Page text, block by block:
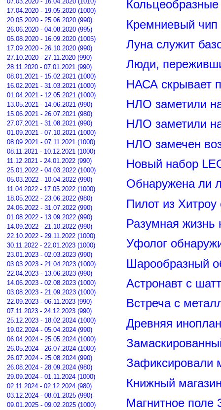
17.04.2020 - 19.05.2020 (1000)
20.05.2020 - 25.06.2020 (990)
26.06.2020 - 04.08.2020 (995)
05.08.2020 - 16.09.2020 (1005)
17.09.2020 - 26.10.2020 (990)
27.10.2020 - 27.11.2020 (990)
28.11.2020 - 07.01.2021 (990)
08.01.2021 - 15.02.2021 (1000)
16.02.2021 - 31.03.2021 (1000)
01.04.2021 - 12.05.2021 (1000)
13.05.2021 - 14.06.2021 (990)
15.06.2021 - 26.07.2021 (980)
27.07.2021 - 31.08.2021 (990)
01.09.2021 - 07.10.2021 (1000)
08.09.2021 - 07.11.2021 (1000)
08.11.2021 - 10.12.2021 (1000)
11.12.2021 - 24.01.2022 (990)
25.01.2022 - 04.03.2022 (1000)
05.03.2022 - 10.04.2022 (990)
11.04.2022 - 17.05.2022 (1000)
18.05.2022 - 23.06.2022 (980)
24.06.2022 - 31.07.2022 (990)
01.08.2022 - 13.09.2022 (990)
14.09.2022 - 21.10.2022 (990)
22.10.2022 - 29.11.2022 (1000)
30.11.2022 - 22.01.2023 (1000)
23.01.2023 - 02.03.2023 (990)
03.03.2023 - 21.04.2023 (1000)
22.04.2023 - 13.06.2023 (990)
14.06.2023 - 02.08.2023 (1000)
03.08.2023 - 21.09.2023 (1000)
22.09.2023 - 06.11.2023 (990)
07.11.2023 - 24.12.2023 (990)
25.12.2023 - 18.02.2024 (1000)
19.02.2024 - 05.04.2024 (990)
06.04.2024 - 25.05.2024 (1000)
26.05.2024 - 26.07.2024 (1000)
26.07.2024 - 25.08.2024 (990)
26.08.2024 - 28.09.2024 (980)
29.09.2024 - 01.11.2024 (1000)
02.11.2024 - 02.12.2024 (980)
03.12.2024 - 08.01.2025 (990)
09.01.2025 - 09.02.2025 (1000)
Кремниевый
Луна служит
Люди,
НАСА скрывает
НЛО заметили
НЛО заметили
НЛО замечен
Новый набор
Обнаружена ли
Пилот из
Разумная жизнь
Уфолог
Шарообразный
Астронавт с
Встреча с
Древняя
Зафиксировали
Книжный
Магнитное поле